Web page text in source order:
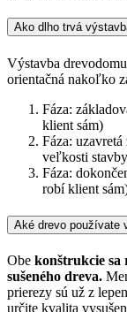
Ako dlho trvá
Výstavba
orientačná nakoľko
Fáza:
klient sám)
Fáza:
veľkosti
Fáza:
robí klient
Aké drevo používate
Obe konštrukcie sa
sušeného dreva.
prierezy sú už z
určite kvalita